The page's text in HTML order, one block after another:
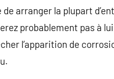
arranger la plupart
probablement pas à lui
l’apparition de